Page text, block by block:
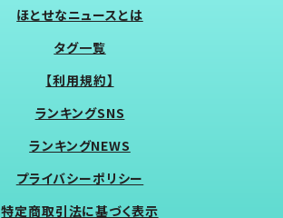
ほとせなニュースとは
タグ一覧
【利用規約】
ランキングSNS
ランキングNEWS
プライバシーポリシー
特定商取引法に基づく表示